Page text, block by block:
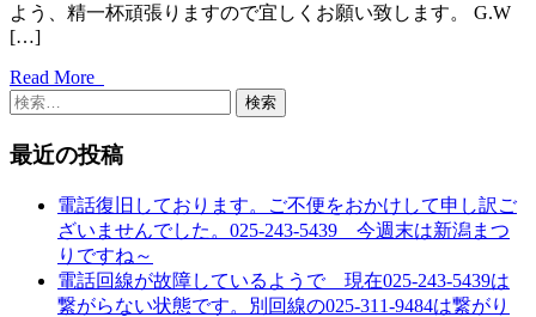
よう、精一杯頑張りますので宜しくお願い致します。 G.W
[…]
Read More
検
最近の投稿
電話復旧しております。ご不便をおかけして申し訳ご
ざいませんでした。025-243-5439 今週末は新潟まつ
りですね～
電話回線が故障しているようで 現在025‐243‐5439は
繋がらない状態です。別回線の025‐311‐9484は繋がり